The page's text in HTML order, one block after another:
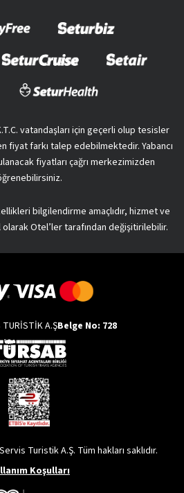
vatandaşları için geçerli olup tesisler
fiyat farkı talep edebilmektedir. Yabancı
fiyatları çağrı merkezimizden
bilgilendirme amaçlıdır, hizmet ve
Otel’ler tarafından değişitirilebilir.
TURİSTİK A.ŞBelge No: 728
Turistik A.Ş. Tüm hakları saklıdır.
Koşulları